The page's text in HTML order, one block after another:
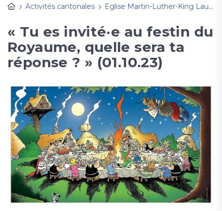
Activités cantonales
Eglise Martin-Luther-King Lausanne
« Tu es invité·e au festin du
Royaume, quelle sera ta
réponse ? » (01.10.23)